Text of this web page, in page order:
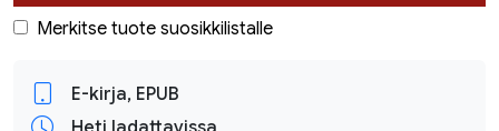
Merkitse tuote suosikkilistalle
E-kirja, EPUB